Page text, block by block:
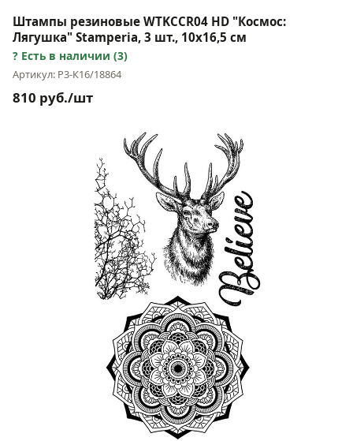
Штампы резиновые WTKCCR04 HD "Космос:
Лягушка" Stamperia, 3 шт., 10х16,5 см
Есть в наличии (3)
Артикул: Р3-К16/18864
810 руб./шт